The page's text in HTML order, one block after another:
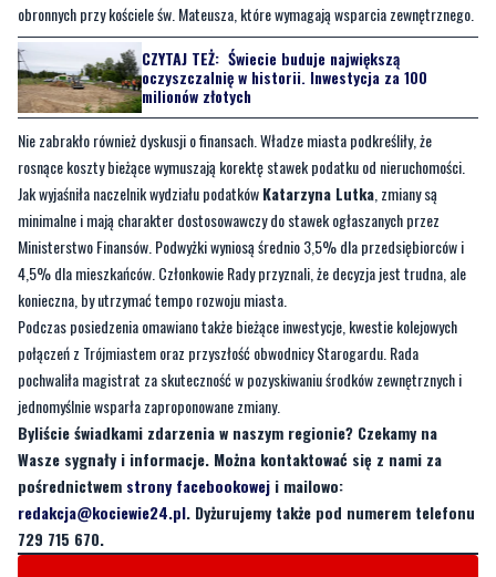
obronnych przy kościele św. Mateusza, które wymagają wsparcia zewnętrznego.
CZYTAJ TEŻ: Świecie buduje największą
oczyszczalnię w historii. Inwestycja za 100
milionów złotych
Nie zabrakło również dyskusji o finansach. Władze miasta podkreśliły, że
rosnące koszty bieżące wymuszają korektę stawek podatku od nieruchomości.
Jak wyjaśniła naczelnik wydziału podatkówKatarzyna Lutka , zmiany są
minimalne i mają charakter dostosowawczy do stawek ogłaszanych przez
Ministerstwo Finansów. Podwyżki wyniosą średnio 3,5% dla przedsiębiorców i
4,5% dla mieszkańców. Członkowie Rady przyznali, że decyzja jest trudna, ale
konieczna, by utrzymać tempo rozwoju miasta.
Podczas posiedzenia omawiano także bieżące inwestycje, kwestie kolejowych
połączeń z Trójmiastem oraz przyszłość obwodnicy Starogardu. Rada
pochwaliła magistrat za skuteczność w pozyskiwaniu środków zewnętrznych i
jednomyślnie wsparła zaproponowane zmiany.
Byliście świadkami zdarzenia w naszym regionie? Czekamy na
Wasze sygnały i informacje. Można kontaktować się z nami za
pośrednictwem strony facebookowej i mailowo:
redakcja@kociewie24.pl. Dyżurujemy także pod numerem telefonu
729 715 670.